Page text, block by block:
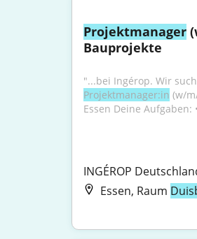
Projektmanager
Bauprojekte
Projektmanager:in (w/
Essen Deine Aufgaben:
INGÉROP
Essen, Raum